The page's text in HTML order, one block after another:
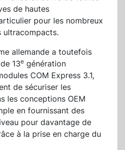
de hautes
pour les nombreux
ultracompacts.
allemande a toutefois
13e génération
COM Express 3.1,
de sécuriser les
les conceptions OEM
en fournissant des
pour davantage de
à la prise en charge du